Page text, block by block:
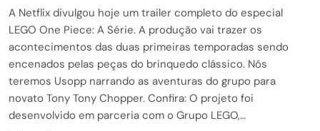
A Netflix divulgou hoje um trailer completo do especial
LEGO One Piece: A Série. A produção vai trazer os
acontecimentos das duas primeiras temporadas sendo
encenados pelas peças do brinquedo clássico. Nós
teremos Usopp narrando as aventuras do grupo para
novato Tony Tony Chopper. Confira: O projeto foi
desenvolvido em parceria com o Grupo LEGO,…